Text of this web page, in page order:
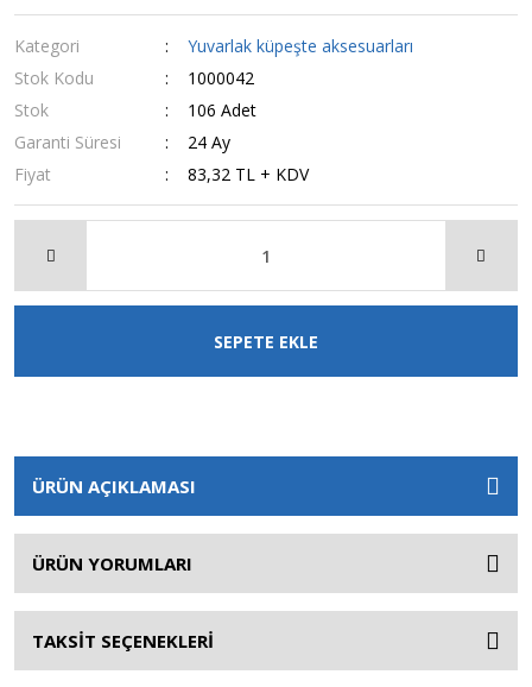
Kategori
Yuvarlak küpeşte aksesuarları
Stok Kodu
1000042
Stok
106 Adet
Garanti Süresi
24 Ay
Fiyat
83,32 TL + KDV
SEPETE EKLE
ÜRÜN AÇIKLAMASI
ÜRÜN YORUMLARI
TAKSİT SEÇENEKLERİ